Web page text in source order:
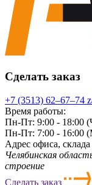
Сделать заказ
+7 (3513) 62‒67‒74
Время работы:
Пн-Пт: 9:00 - 18:00
Пн-Пт: 7:00 - 16:00
Адрес офиса,
Челябинская
строение
Сделать заказ